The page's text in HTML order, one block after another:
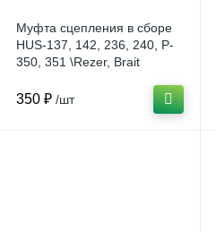
Муфта сцепления в сборе
HUS-137, 142, 236, 240, P-
350, 351 \Rezer, Brait
350 ₽ /шт